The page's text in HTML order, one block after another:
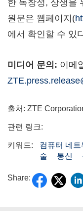
한 독창성, 상생을
원문은 웹페이지(
에서 확인할 수 있
미디어 문의 : 이메
출처: ZTE
관련 링크:
키워드: 컴퓨터 네트
술
통신
Share: